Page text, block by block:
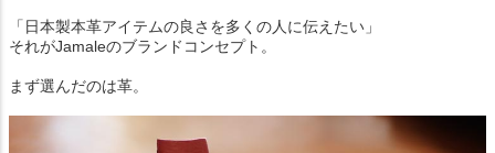
「日本製本革アイテムの良さを多くの人に伝えたい」
それがJamaleのブランドコンセプト。
まず選んだのは革。